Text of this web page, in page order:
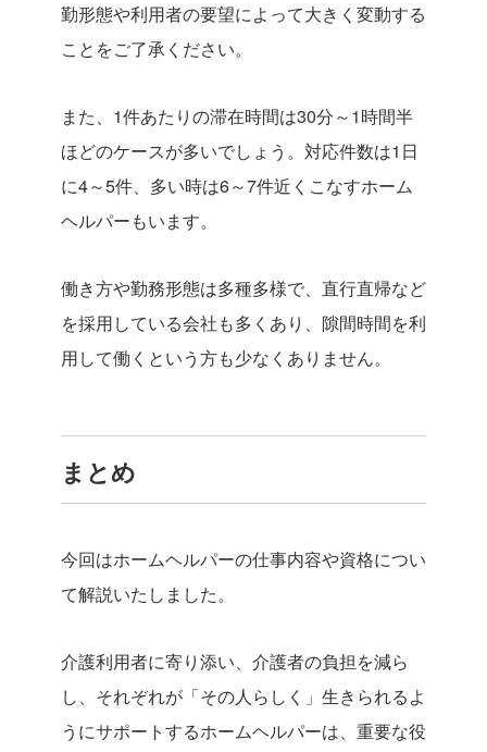
勤形態や利用者の要望によって大きく変動する
ことをご了承ください。
また、1件あたりの滞在時間は30分～1時間半
ほどのケースが多いでしょう。対応件数は1日
に4～5件、多い時は6～7件近くこなすホーム
ヘルパーもいます。
働き方や勤務形態は多種多様で、直行直帰など
を採用している会社も多くあり、隙間時間を利
用して働くという方も少なくありません。
まとめ
今回はホームヘルパーの仕事内容や資格につい
て解説いたしました。
介護利用者に寄り添い、介護者の負担を減ら
し、それぞれが「その人らしく」生きられるよ
うにサポートするホームヘルパーは、重要な役